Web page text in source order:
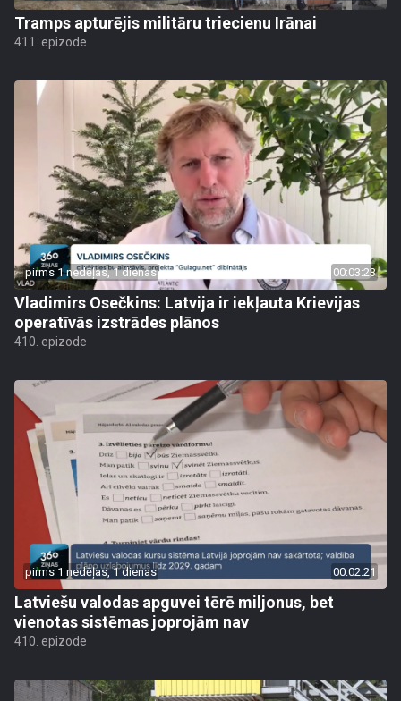
Tramps apturējis militāru triecienu Irānai
411. epizode
pirms 1 nedēļas, 1 dienas 00:03:23
Vladimirs Osečkins: Latvija ir iekļauta Krievijas
operatīvās izstrādes plānos
410. epizode
pirms 1 nedēļas, 1 dienas 00:02:21
Latviešu valodas apguvei tērē miljonus, bet
vienotas sistēmas joprojām nav
410. epizode